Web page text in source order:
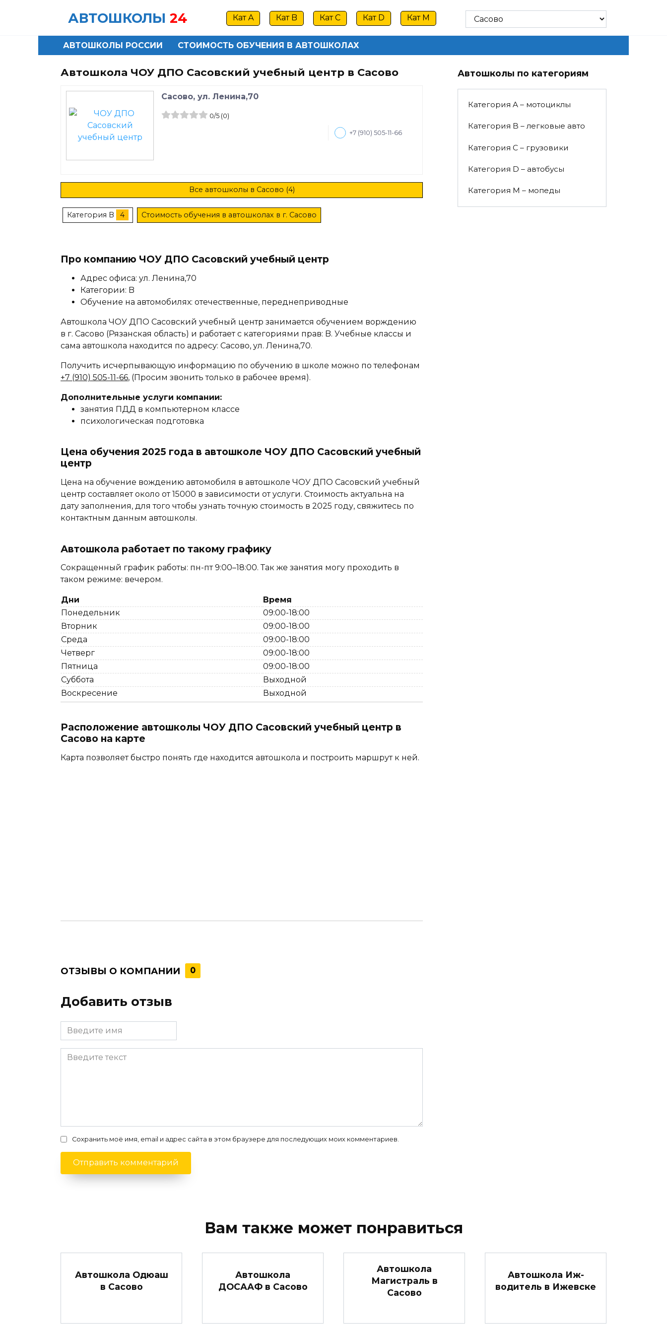
АВТОШКОЛЫ 24 Кат A Кат B Кат C Кат D Кат M
АВТОШКОЛЫ РОССИИ СТОИМОСТЬ ОБУЧЕНИЯ В АВТОШКОЛАХ
Автошкола ЧОУ ДПО Сасовский учебный центр в Сасово
Сасово, ул. Ленина,70
0/5(0)
+7 (910) 505-11-66
Все автошколы в Сасово (4)
Категория B 4 Стоимость обучения в автошколах в г. Сасово
Про компанию ЧОУ ДПО Сасовский учебный центр
Адрес офиса: ул. Ленина,70
Категории: B
Обучение на автомобилях: отечественные, переднеприводные
Автошкола ЧОУ ДПО Сасовский учебный центр занимается обучением ворждению
в г. Сасово (Рязанская область) и работает с категориями прав: B. Учебные классы и
сама автошкола находится по адресу: Сасово, ул. Ленина,70.
Получить исчерпывающую информацию по обучению в школе можно по телефонам
+7 (910) 505-11-66, (Просим звонить только в рабочее время).
Дополнительные услуги компании:
занятия ПДД в компьютерном классе
психологическая подготовка
Цена обучения 2025 года в автошколе ЧОУ ДПО Сасовский учебный
центр
Цена на обучение вождению автомобиля в автошколе ЧОУ ДПО Сасовский учебный
центр составляет около от 15000 в зависимости от услуги. Стоимость актуальна на
дату заполнения, для того чтобы узнать точную стоимость в 2025 году, свяжитесь по
контактным данным автошколы.
Автошкола работает по такому графику
Сокращенный график работы: пн-пт 9:00–18:00. Так же занятия могу проходить в
таком режиме: вечером.
Дни
Время
Понедельник
09:00-18:00
Вторник
09:00-18:00
Среда
09:00-18:00
Четверг
09:00-18:00
Пятница
09:00-18:00
Суббота
Выходной
Воскресение
Выходной
Расположение автошколы ЧОУ ДПО Сасовский учебный центр в
Сасово на карте
Карта позволяет быстро понять где находится автошкола и построить маршрут к ней.
ОТЗЫВЫ О КОМПАНИИ 0
Добавить отзыв
Сохранить моё имя, email и адрес сайта в этом браузере для последующих моих комментариев.
Автошколы по категориям
Категория A – мотоциклы
Категория B – легковые авто
Категория C – грузовики
Категория D – автобусы
Категория M – мопеды
Вам также может понравиться
Автошкола Одюаш
в Сасово
Автошкола
ДОСААФ в Сасово
Автошкола
Магистраль в
Сасово
Автошкола Иж-
водитель в Ижевске